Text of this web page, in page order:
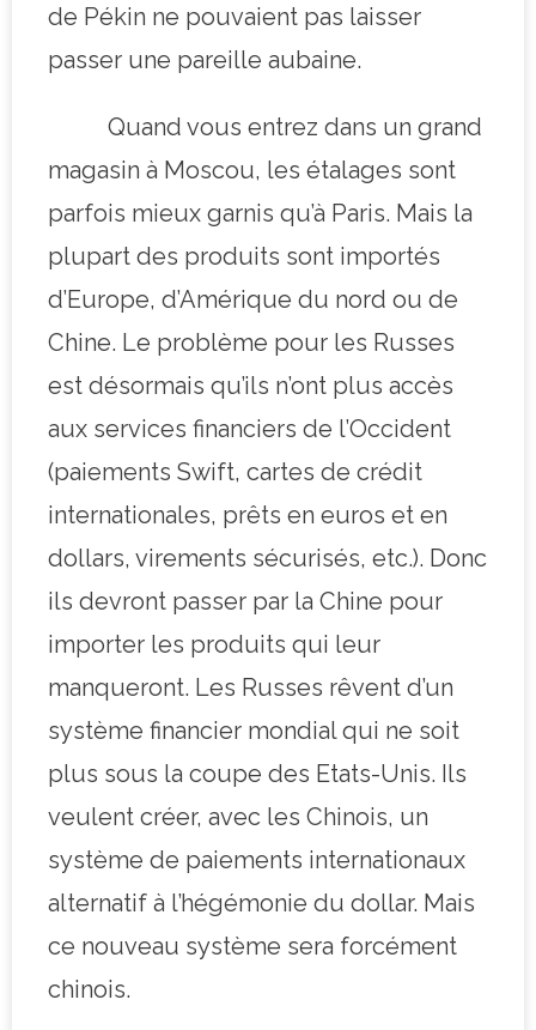
de Pékin ne pouvaient pas laisser
passer une pareille aubaine.
Quand vous entrez dans un grand
magasin à Moscou, les étalages sont
parfois mieux garnis qu’à Paris. Mais la
plupart des produits sont importés
d’Europe, d’Amérique du nord ou de
Chine. Le problème pour les Russes
est désormais qu’ils n’ont plus accès
aux services financiers de l’Occident
(paiements Swift, cartes de crédit
internationales, prêts en euros et en
dollars, virements sécurisés, etc.). Donc
ils devront passer par la Chine pour
importer les produits qui leur
manqueront. Les Russes rêvent d’un
système financier mondial qui ne soit
plus sous la coupe des Etats-Unis. Ils
veulent créer, avec les Chinois, un
système de paiements internationaux
alternatif à l’hégémonie du dollar. Mais
ce nouveau système sera forcément
chinois.